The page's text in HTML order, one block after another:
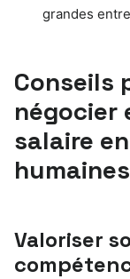
grandes
Conseils
négocier
salaire
humaines
Valoriser